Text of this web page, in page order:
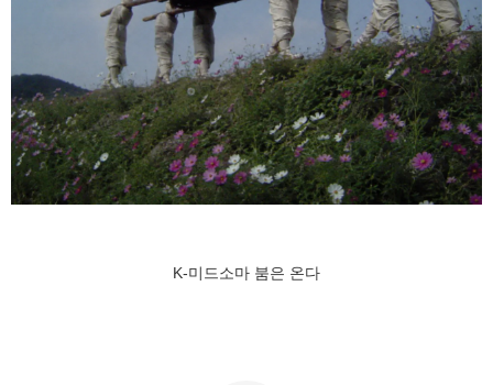
K-미드소마 붐은 온다